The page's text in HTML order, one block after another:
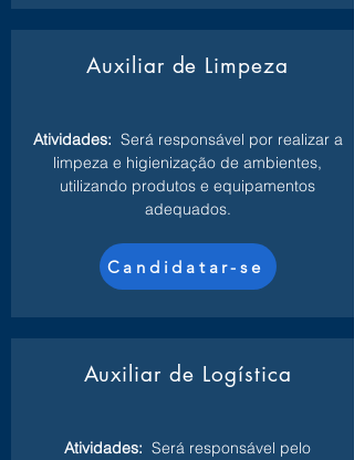
Auxiliar de Limpeza
Atividades: Será responsável por realizar a
limpeza e higienização de ambientes,
utilizando produtos e equipamentos
adequados.
Candidatar-se
Auxiliar de Logística
Atividades: Será responsável pelo